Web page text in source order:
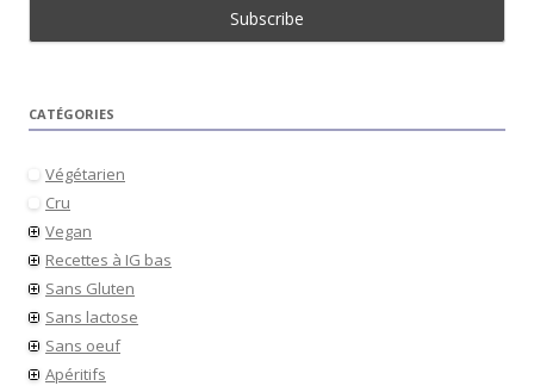
CATÉGORIES
Végétarien
Cru
Vegan
Recettes à IG bas
Sans Gluten
Sans lactose
Sans oeuf
Apéritifs